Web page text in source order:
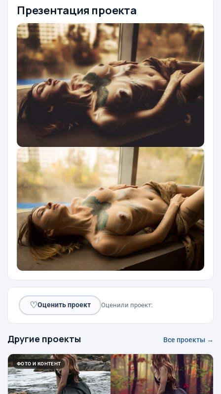
Презентация проекта
♡Оценить проект Оценили проект:
Другие проекты Все проекты →
ФОТО И КОНТЕНТ